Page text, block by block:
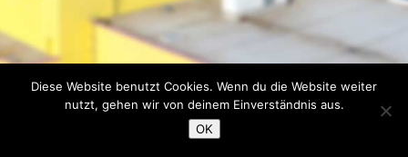
Diese Website benutzt Cookies. Wenn du die Website weiter
nutzt, gehen wir von deinem Einverständnis aus.
OK